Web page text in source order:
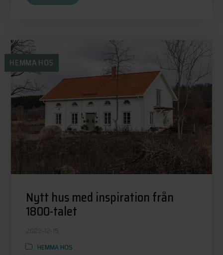
HEMMA HOS
Nytt hus med inspiration från
1800-talet
2022-12-15
HEMMA HOS